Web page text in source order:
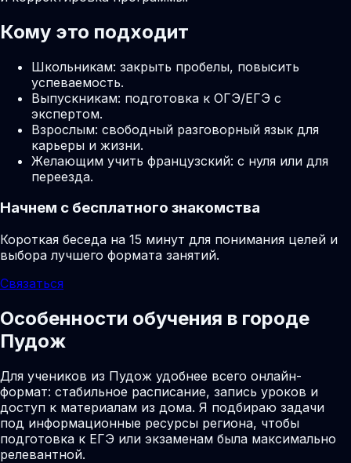
Кому это подходит
Школьникам: закрыть пробелы, повысить
успеваемость.
Выпускникам: подготовка к ОГЭ/ЕГЭ с
экспертом.
Взрослым: свободный разговорный язык для
карьеры и жизни.
Желающим учить французский: с нуля или для
переезда.
Начнем с бесплатного знакомства
Короткая беседа на 15 минут для понимания целей и
выбора лучшего формата занятий.
Связаться
Особенности обучения в городе
Пудож
Для учеников из Пудож удобнее всего онлайн-
формат: стабильное расписание, запись уроков и
доступ к материалам из дома. Я подбираю задачи
под информационные ресурсы региона, чтобы
подготовка к ЕГЭ или экзаменам была максимально
релевантной.